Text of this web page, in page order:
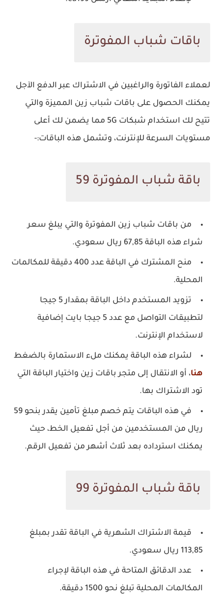
باقات شباب المفوترة
لعملاء الفاتورة والراغبين في الاشتراك عبر الدفع الآجل
يمكنك الحصول على باقات شباب زين المميزة والتي
تتيح لك استخدام شبكات 5G مما يضمن لك أعلى
مستويات السرعة للإنترنت، وتشمل هذه الباقات:-
باقة شباب المفوترة 59
من باقات شباب زين المفوترة والتي يبلغ سعر
شراء هذه الباقة 67,85 ريال سعودي.
منح المشترك في الباقة عدد 400 دقيقة للمكالمات
المحلية.
تزويد المستخدم داخل الباقة بمقدار 5 جيجا
لتطبيقات التواصل مع عدد 5 جيجا بايت إضافية
لاستخدام الإنترنت.
لشراء هذه الباقة يمكنك ملء الاستمارة بالضغط
هنا، أو الانتقال إلى متجر باقات زين واختيار الباقة التي
تود الاشتراك بها.
في هذه الباقات يتم خصم مبلغ تأمين يقدر بنحو 59
ريال من المستخدمين من أجل تفعيل الخط، حيث
يمكنك استرداده بعد ثلاث أشهر من تفعيل الرقم.
باقة شباب المفوترة 99
قيمة الاشتراك الشهرية في الباقة تقدر بمبلغ
113,85 ريال سعودي.
عدد الدقائق المتاحة في هذه الباقة لإجراء
المكالمات المحلية تبلغ نحو 1500 دقيقة.